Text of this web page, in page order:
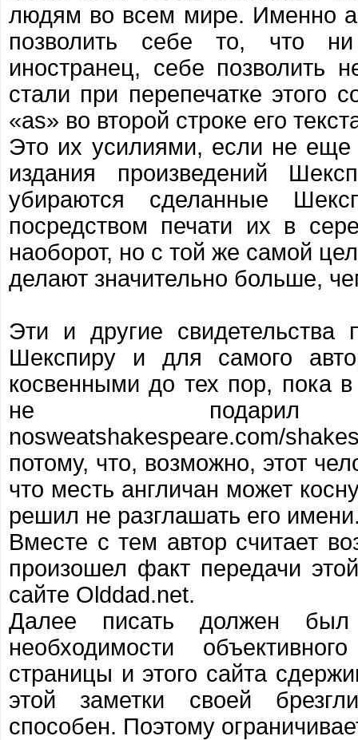
людям во всем мире. Именно
позволить себе то, что
иностранец, себе
стали при перепечатке этого
«as» во второй строке его
Это их усилиями, если не еще
издания произведений
убираются сделанные
посредством печати их в
наоборот, но с той же самой
делают значительно больше,
Эти и другие свидетельства
Шекспиру и для самого
косвенными до тех пор, пока
не
nosweatshakespeare.com/
потому, что, возможно, этот
что месть англичан может
решил не разглашать его
Вместе с тем автор считает
произошел факт передачи
сайте Olddad.net.
Далее писать должен
необходимости
страницы и этого сайта
этой заметки своей
способен. Поэтому